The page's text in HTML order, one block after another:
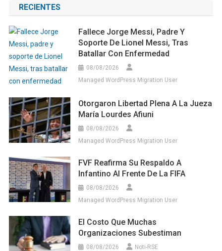
RECIENTES
Fallece Jorge Messi, Padre Y
Soporte De Lionel Messi, Tras
Batallar Con Enfermedad
08/08/2026
Managed WordPress Migration User
Otorgaron Libertad Plena A La Jueza
María Lourdes Afiuni
08/08/2026
Managed WordPress Migration User
FVF Reafirma Su Respaldo A
Infantino Al Frente De La FIFA
08/08/2026
Managed WordPress Migration User
El Costo Que Muchas
Organizaciones Subestiman
08/08/2026 Noti-RSE